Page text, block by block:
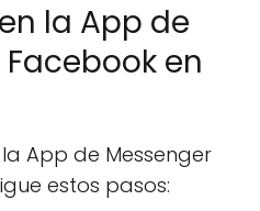
la App de
en
App de Messenger
estos pasos: